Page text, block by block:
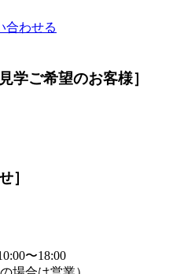
合わせる
学ご希望のお客様］
］
〜18:00